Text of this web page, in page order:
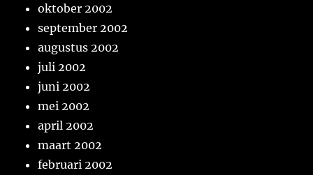
oktober 2002
september 2002
augustus 2002
juli 2002
juni 2002
mei 2002
april 2002
maart 2002
februari 2002